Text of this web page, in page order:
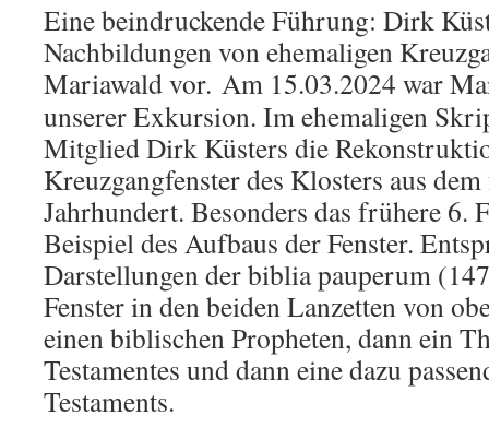
Eine beindruckende Führung: Dirk
Nachbildungen von ehemaligen
Mariawald vor. Am 15.03.2024 war
unserer Exkursion. Im ehemaligen
Mitglied Dirk Küsters die
Kreuzgangfenster des Klosters aus
Jahrhundert. Besonders das frühere 6.
Beispiel des Aufbaus der Fenster.
Darstellungen der biblia pauperum
Fenster in den beiden Lanzetten von
einen biblischen Propheten, dann ein
Testamentes und dann eine dazu
Testaments.